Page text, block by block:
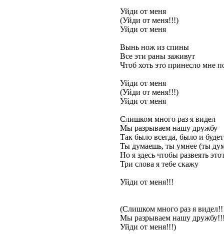
Уйди от меня
(Уйди от меня!!!)
Уйди от меня
Вынь нож из спины
Все эти раны заживут
Чтоб хоть это принесло мне
Уйди от меня
(Уйди от меня!!!)
Уйди от меня
Слишком много раз я видел
Мы разрываем нашу дружбу
Так было всегда, было и будет
Ты думаешь, ты умнее (ты
Но я здесь чтобы развеять
Три слова я тебе скажу
Уйди от меня!!!
(Слишком много раз я
Мы разрываем нашу
Уйди от меня!!!)